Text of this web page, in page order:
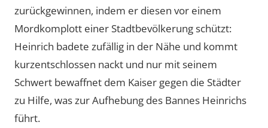
zurückgewinnen, indem er diesen vor einem
Mordkomplott einer Stadtbevölkerung schützt:
Heinrich badete zufällig in der Nähe und kommt
kurzentschlossen nackt und nur mit seinem
Schwert bewaffnet dem Kaiser gegen die Städter
zu Hilfe, was zur Aufhebung des Bannes Heinrichs
führt.